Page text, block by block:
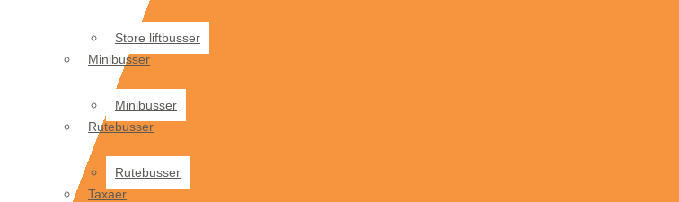
Store liftbusser
Minibusser
Rutebusser
Minibusser
Rutebusser
Taxaer